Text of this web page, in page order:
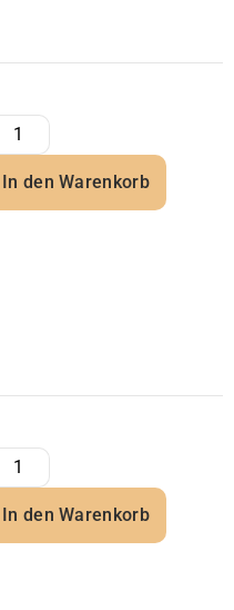
In den Warenkorb
In den Warenkorb